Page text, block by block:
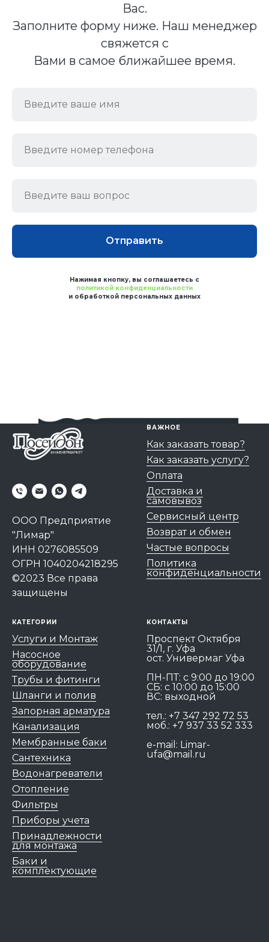
Вас.
Заполните форму ниже. Наш менеджер
свяжется с
Вами в самое ближайшее время.
Отправить
Нажимая кнопку, вы соглашаетесь с
политикой конфиденциальности
и обработкой персональных данных
ООО Предприятие
"Лимар"
ИНН 0276085509
ОГРН 1040204218295
©2023 Все права
защищены
ВАЖНОЕ
Как заказать товар?
Как заказать услугу?
Оплата
Доставка и
самовывоз
Сервисный центр
Возврат и обмен
Частые вопросы
Политика
конфиденциальности
КАТЕГОРИИ
Услуги и Монтаж
Насосное
оборудование
Трубы и фитинги
Шланги и полив
Запорная арматура
Канализация
Мембранные баки
Сантехника
Водонагреватели
Отопление
Фильтры
Приборы учета
Принадлежности
для монтажа
Баки и
комплектующие
КОНТАКТЫ
Проспект Октября
31/1, г. Уфа
ост. Универмаг Уфа
ПН-ПТ: c 9:00 до 19:00
СБ: с 10:00 до 15:00
ВС: выходной
тел.: +7 347 292 72 53
моб.: +7 937 33 52 333
e-mail: Limar-
ufa@mail.ru